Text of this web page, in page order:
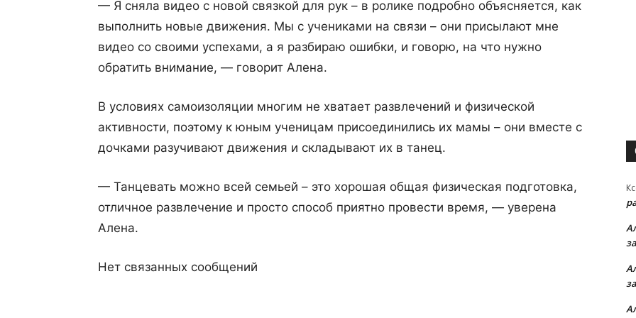
— Я сняла видео с новой связкой для рук – в ролике подробно объясняется, как
выполнить новые движения. Мы с учениками на связи – они присылают мне
видео со своими успехами, а я разбираю ошибки, и говорю, на что нужно
обратить внимание, — говорит Алена.
В условиях самоизоляции многим не хватает развлечений и физической
активности, поэтому к юным ученицам присоединились их мамы – они вместе с
дочками разучивают движения и складывают их в танец.
— Танцевать можно всей семьей – это хорошая общая физическая подготовка,
отличное развлечение и просто способ приятно провести время, — уверена
Алена.
Нет связанных сообщений